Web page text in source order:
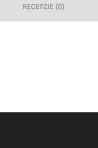
RECENZIE (0)